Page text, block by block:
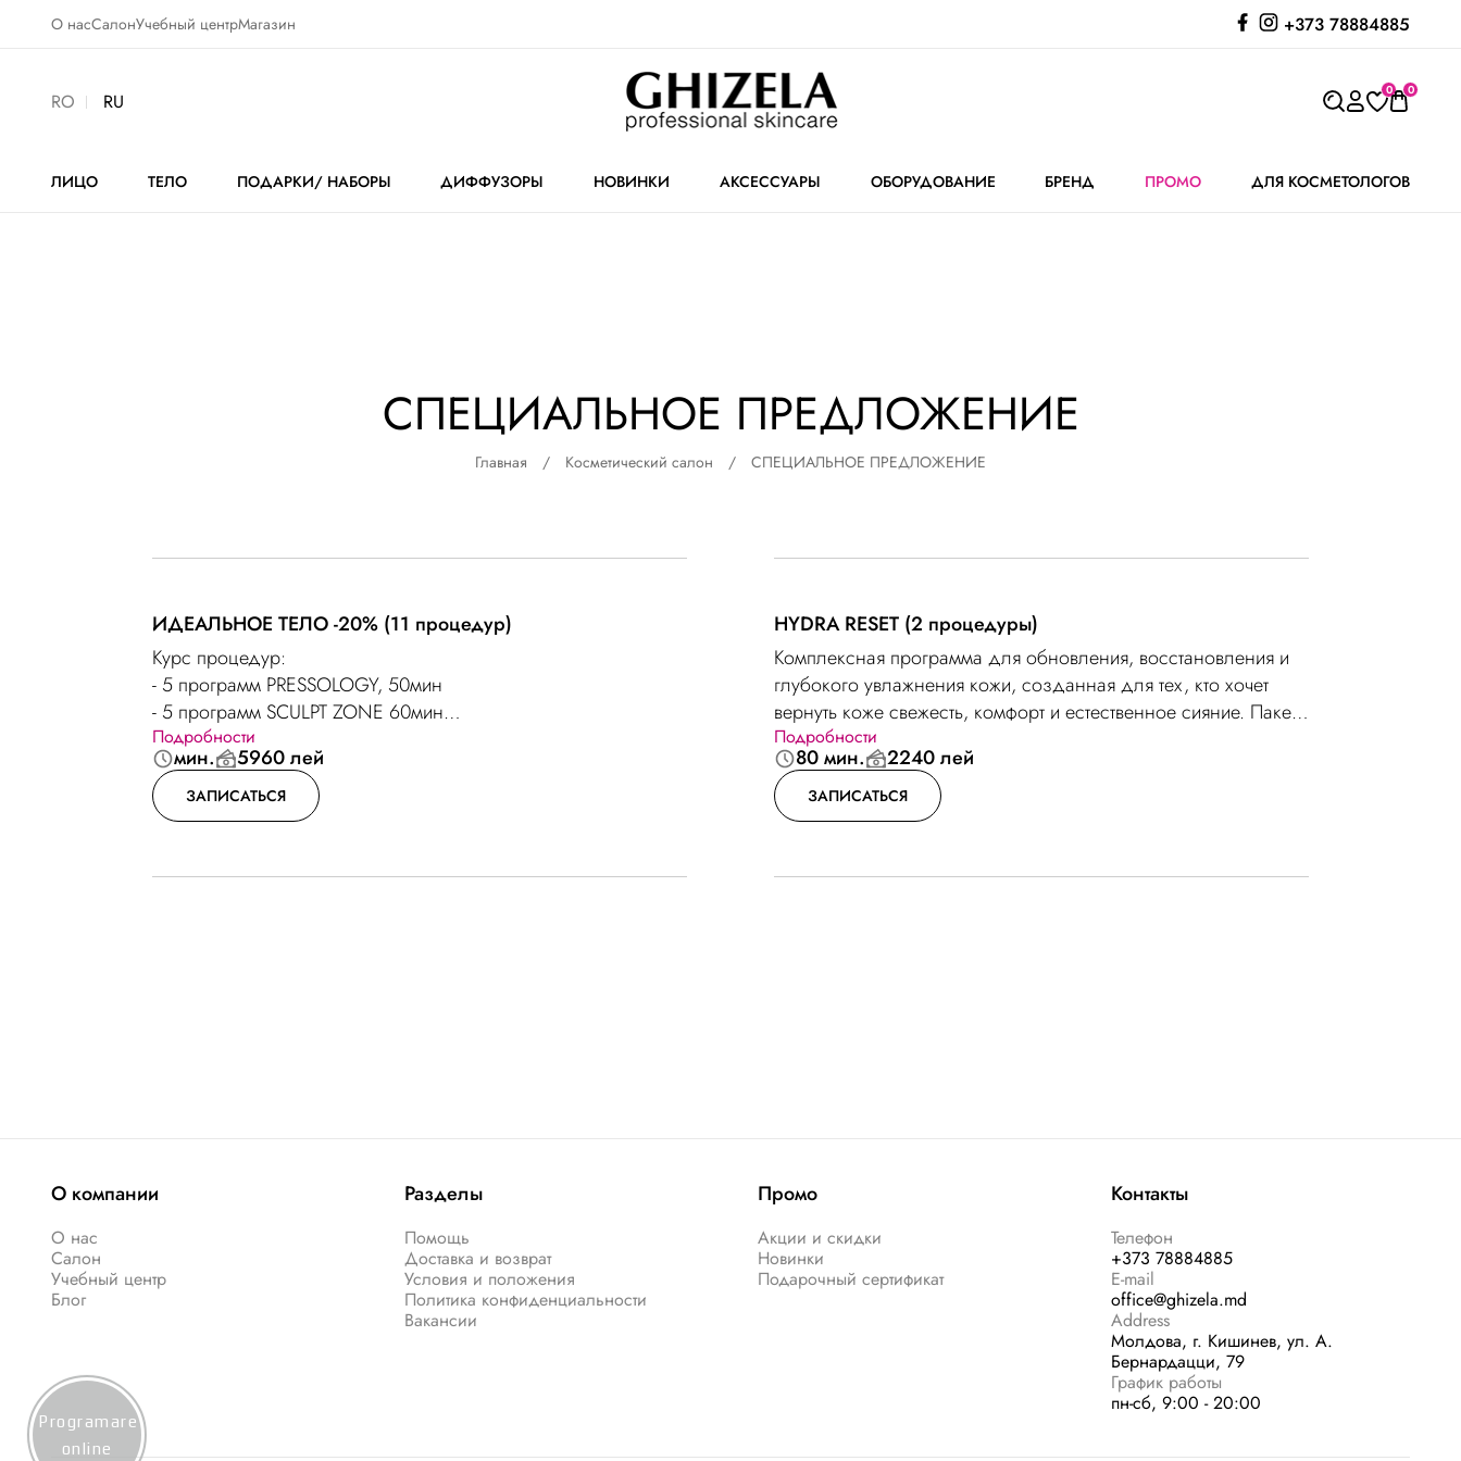
О насСалонУчебный центрМагазин +373 78884885
RO RU 0 0
ЛИЦО ТЕЛО ПОДАРКИ/ НАБОРЫ ДИФФУЗОРЫ НОВИНКИ АКСЕССУАРЫ ОБОРУДОВАНИЕ БРЕНД ПРОМО ДЛЯ КОСМЕТОЛОГОВ
СПЕЦИАЛЬНОЕ ПРЕДЛОЖЕНИЕ
Главная Косметический салон СПЕЦИАЛЬНОЕ ПРЕДЛОЖЕНИЕ
ИДЕАЛЬНОЕ ТЕЛО -20% (11 процедур)
Курс процедур:
- 5 программ PRESSOLOGY, 50мин
- 5 программ SCULPT ZONE 60мин
- 1 программа бандажного обертывания для похудения
Подробности
мин. 5960 лей
ЗАПИСАТЬСЯ
HYDRA RESET (2 процедуры)
Комплексная программа для обновления, восстановления и
глубокого увлажнения кожи, созданная для тех, кто хочет
вернуть коже свежесть, комфорт и естественное сияние. Пакет
объединяет процедуры Skin Reset и Hydraluronic, которые
работают в комплексе, помогая восстановить баланс кожи,
улучшить её эластичность и устранить признаки усталости.
Процедуры способствуют интенсивному увлажнению и
кожа выглядит более гладкой, сияющей и обновлённой.
Подробности
80 мин. 2240 лей
ЗАПИСАТЬСЯ
О компании
О нас
Салон
Учебный центр
Блог
Разделы
Помощь
Доставка и возврат
Условия и положения
Политика конфиденциальности
Вакансии
Промо
Акции и скидки
Новинки
Подарочный сертификат
Контакты
Телефон
+373 78884885
E-mail
office@ghizela.md
Address
Молдова, г. Кишинев, ул. А.
Бернардацци, 79
График работы
пн-сб, 9:00 - 20:00
Programare
online